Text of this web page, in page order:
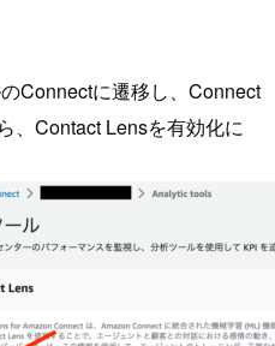
Connectに遷移し、Connect
、Contact Lensを有効化に